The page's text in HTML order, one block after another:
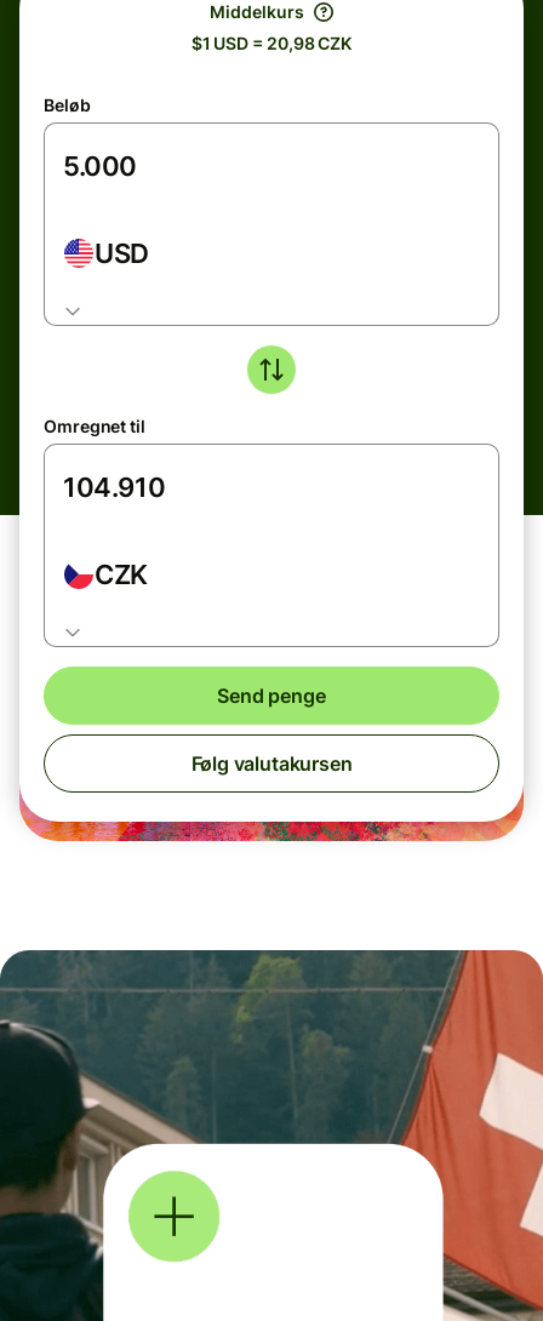
Middelkurs
$1 USD = 20,98 CZK
Beløb
USD
Omregnet til
CZK
Send penge
Følg valutakursen